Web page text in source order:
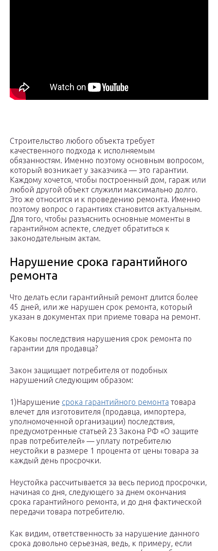
Строительство любого объекта требует
качественного подхода к исполняемым
обязанностям. Именно поэтому основным вопросом,
который возникает у заказчика — это гарантии.
Каждому хочется, чтобы построенный дом, гараж или
любой другой объект служили максимально долго.
Это же относится и к проведению ремонта. Именно
поэтому вопрос о гарантиях становится актуальным.
Для того, чтобы разъяснить основные моменты в
гарантийном аспекте, следует обратиться к
законодательным актам.
Нарушение срока гарантийного
ремонта
Что делать если гарантийный ремонт длится более
45 дней, или же нарушен срок ремонта, который
указан в документах при приеме товара на ремонт.
Каковы последствия нарушения срок ремонта по
гарантии для продавца?
Закон защищает потребителя от подобных
нарушений следующим образом:
1)Нарушение срока гарантийного ремонта товара
влечет для изготовителя (продавца, импортера,
уполномоченной организации) последствия,
предусмотренные статьей 23 Закона РФ «О защите
прав потребителей» — уплату потребителю
неустойки в размере 1 процента от цены товара за
каждый день просрочки.
Неустойка рассчитывается за весь период просрочки,
начиная со дня, следующего за днем окончания
срока гарантийного ремонта, и до дня фактической
передачи товара потребителю.
Как видим, ответственность за нарушение данного
срока довольно серьезная, ведь, к примеру, если